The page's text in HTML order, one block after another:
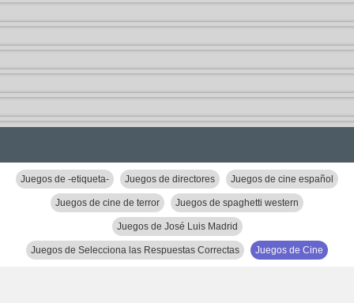
Juegos de -etiqueta- Juegos de directores Juegos de cine español
Juegos de cine de terror Juegos de spaghetti western
Juegos de José Luis Madrid
Juegos de Selecciona las Respuestas Correctas Juegos de Cine